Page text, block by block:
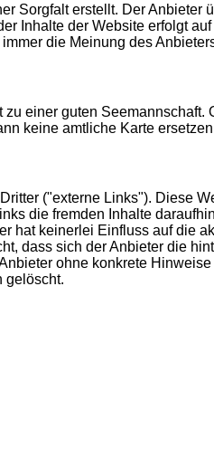
Sorgfalt erstellt. Der
Inhalte der Website erfolgt
die Meinung des
einer guten
keine amtliche Karte
("externe Links"). Diese
die fremden Inhalte
hat keinerlei Einfluss auf die
dass sich der Anbieter die
ohne konkrete
gelöscht.